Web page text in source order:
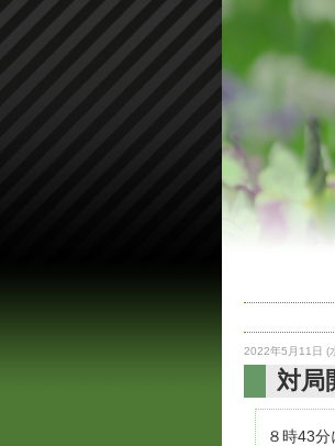
2022年5月11日 (
対局
８時43